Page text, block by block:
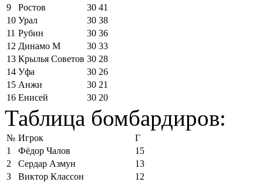
9
Ростов 30 41
10 Урал 30 38
11 Рубин 30 36
12 Динамо М 30 33
13 Крылья Советов 30 28
14 Уфа 30 26
15 Анжи 30 21
16 Енисей 30 20
Таблица бомбардиров:
№ Игрок
Г
1
Фёдор Чалов
15
2
Сердар Азмун
13
3
Виктор Классон
12